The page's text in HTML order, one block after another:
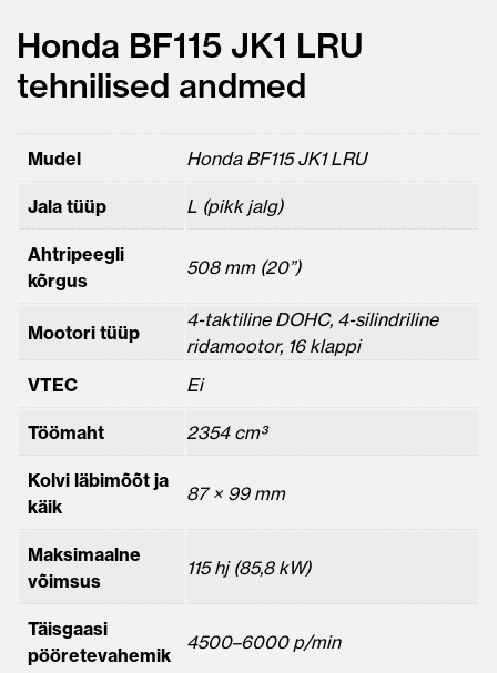
Honda BF115 JK1 LRU
tehnilised andmed
Mudel Honda BF115 JK1 LRU
Jala tüüp L (pikk jalg)
Ahtripeegli
kõrgus
508 mm (20”)
Mootori tüüp
4-taktiline DOHC, 4-silindriline
ridamootor, 16 klappi
VTEC
Ei
Töömaht 2354 cm³
Kolvi läbimõõt ja
käik
87 × 99 mm
Maksimaalne
võimsus
115 hj (85,8 kW)
Täisgaasi
pööretevahemik
4500–6000 p/min